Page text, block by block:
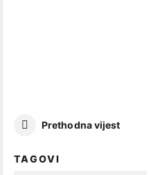
Prethodna vijest
TAGOVI